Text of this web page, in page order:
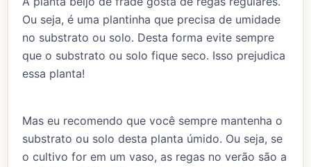
Ou seja, é uma plantinha que precisa de umidade
no substrato ou solo. Desta forma evite sempre
que o substrato ou solo fique seco. Isso prejudica
essa planta!
Mas eu recomendo que você sempre mantenha o
substrato ou solo desta planta úmido. Ou seja, se
o cultivo for em um vaso, as regas no verão são a